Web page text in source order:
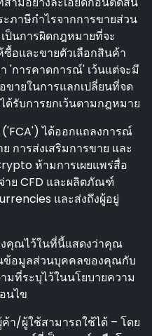
ภาษีกําไรจากการขายส่วน
ป็นการผิดกฎหมายที่จะ
อและขายตัวเลือกสินค้า
'การคาดการณ์' เว้นแต่จะมี
ขายในการแลกเปลี่ยนที่จด
ด้รับการยกเว้นตามกฎหมาย
ได้ออกแถลงการณ์
การส่งเสริมการขาย และ
ห้ามการเผยแพร่สื่อ
าย CFD และผลิตภัณฑ์
และส่งถึงผู้อยู่
งคุณไว้ในที่นี้แสดงว่าคุณ
ข้อมูลส่วนบุคคลของคุณกับ
ที่ระบุไว้ในนโยบายความ
นไข
า/ผู้ใช้สามารถใช้ได้ – โดย